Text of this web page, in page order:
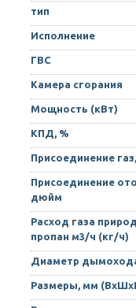
тип
Исполнение
ГВС
Камера сгорания
Мощность (кВт)
КПД, %
Присоединение
Присоединение
дюйм
Расход газа
пропан м3/ч (кг/ч)
Диаметр
Размеры, мм